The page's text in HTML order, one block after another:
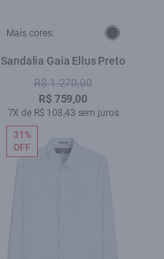
Mais cores:
Sandalia Gaia Ellus Preto
R$ 1.270,00
R$ 759,00
7X de R$ 108,43 sem juros
31%
OFF